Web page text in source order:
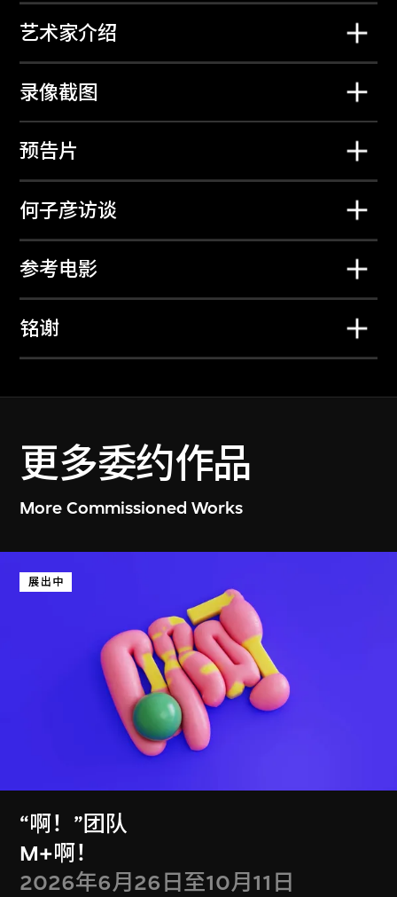
艺术家介绍
录像截图
预告片
何子彦访谈
参考电影
铭谢
更多委约作品
More Commissioned Works
展出中
“啊！”团队
M+啊！
2026年6月26日至10月11日
鲍蔼伦
光之凝
2026年2月23日至3
月15日
HK:PM
2026年1月26日至2
月22日
莎拉 · 摩里斯
2026年1月25日
金雅瑛
12月28日
2025年3月22日至6
月29日